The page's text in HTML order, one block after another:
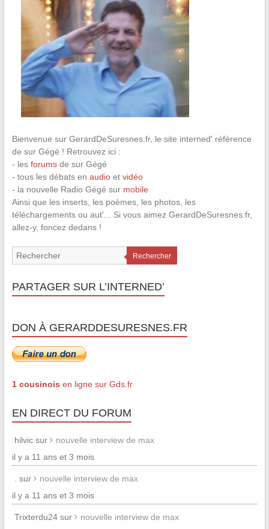
Bienvenue sur GerardDeSuresnes.fr, le site interned' référence
de sur Gégé ! Retrouvez ici :
- les forumsde sur Gégé
- tous les débats en audioet vidéo
- la nouvelle Radio Gégé sur mobile
Ainsi que les inserts, les poèmes, les photos, les
téléchargements ou aut'... Si vous aimez GerardDeSuresnes.fr,
allez-y, foncez dedans !
Rechercher
PARTAGER SUR L’INTERNED’
DON À GERARDDESURESNES.FR
1 cousinois en ligne sur Gds.fr
EN DIRECT DU FORUM
hilvic sur
nouvelle interview de max
il y a 11 ans et 3 mois
. sur
nouvelle interview de max
il y a 11 ans et 3 mois
Trixterdu24 sur nouvelle interview de max